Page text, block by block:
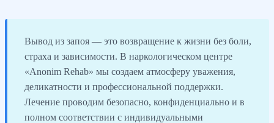
Вывод из запоя — это возвращение к жизни без боли,
страха и зависимости. В наркологическом центре
«Anonim Rehab» мы создаем атмосферу уважения,
деликатности и профессиональной поддержки.
Лечение проводим безопасно, конфиденциально и в
полном соответствии с индивидуальными